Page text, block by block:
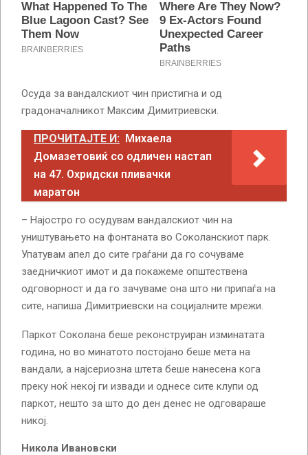
Осуда за вандалскиот чин пристигна и од
градоначалникот Максим Димитриевски.
ПРОЧИТАЈТЕ И: Михаела
Домазетовиќ со одличен настап
на 47. Охридски пливачки
маратон
– Најостро го осудувам вандалскиот чин на
уништувањето на фонтаната во Соколанскиот парк.
Упатувам апел до сите граѓани да го сочуваме
заедничкиот имот и да покажеме општествена
одговорност и да го зачуваме она што ни припаѓа на
сите, напиша Димитриевски на социјалните мрежи.
Паркот Соколана беше реконструиран изминатата
година, но во минатото постојано беше мета на
вандали, а најсериозна штета беше нанесена кога
преку ноќ некој ги извади и однесе сите клупи од
паркот, нешто за што до ден денес не одговараше
никој.
Никола Ивановски